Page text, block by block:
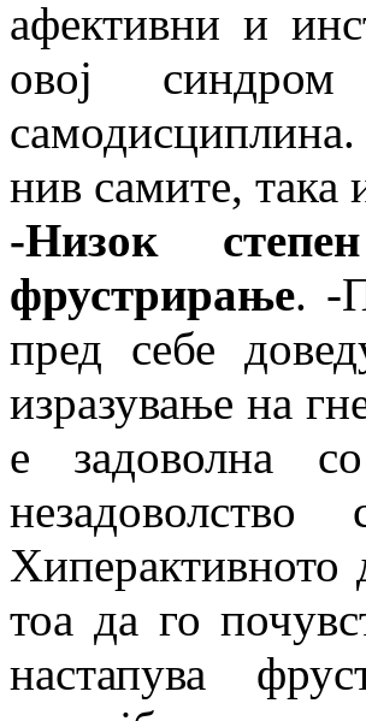
афективни и
овој
самодисциплина.
нив самите, така
-Низок
фрустрирање. -
пред себе
изразување на
е задоволна
Хиперактивното
тоа да го
настапува